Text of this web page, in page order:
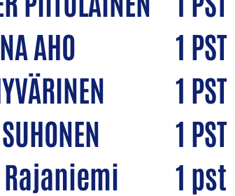
AHO
1 PST
1 PST
1 PST
1 pst